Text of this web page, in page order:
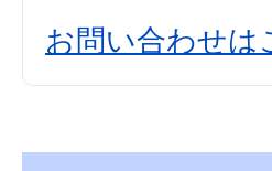
お問い合わせは